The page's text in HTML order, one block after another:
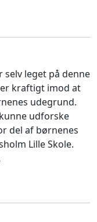
selv leget på denne
kraftigt imod at
udegrund.
udforske
del af børnenes
Lille Skole.